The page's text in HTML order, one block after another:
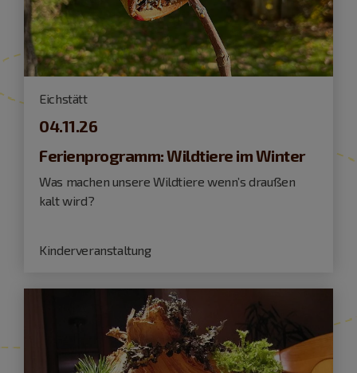
Eichstätt
04.11.26
Ferienprogramm: Wildtiere im Winter
Was machen unsere Wildtiere wenn’s draußen
kalt wird?
Kinderveranstaltung